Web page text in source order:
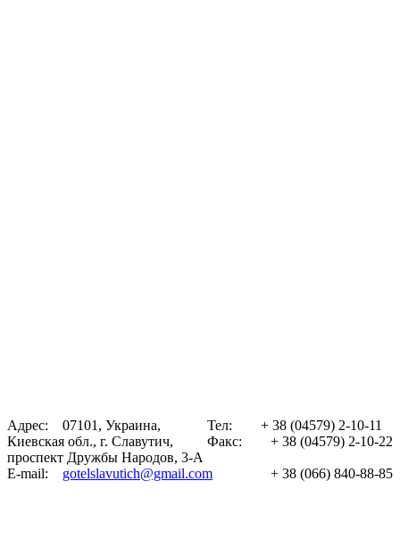
Тел: + 38 (04579) 2-10-11
Факс: + 38 (04579) 2-10-22
Адрес: 07101, Украина,
Киевская обл., г. Славутич,
проспект Дружбы Народов, 3-A
+ 38 (066) 840-88-85
E-mail: gotelslavutich@gmail.com